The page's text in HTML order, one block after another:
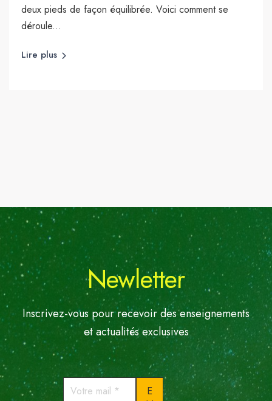
deux pieds de façon équilibrée. Voici comment se
déroule...
Lire plus
Newletter
Inscrivez-vous pour recevoir des enseignements
et actualités exclusives
Votre
mail